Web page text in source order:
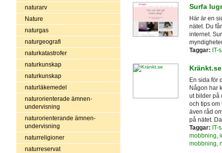
naturarv
Nature
naturgas
naturgeografi
naturkatastrofer
naturkunskap
naturkunskap
naturläkemedel
naturorienterade ämnen-
undervisning
naturorienterande ämnen-
undervisning
naturreligioner
naturreservat
Surfa
Här är en
nätet. Du
internet.
Taggar: IT-
Kränkt.se
En sida för
Någon har
ut bilder på
och tips om
även råd
på nätet.
Taggar: IT-
mobbning,
mobbning,